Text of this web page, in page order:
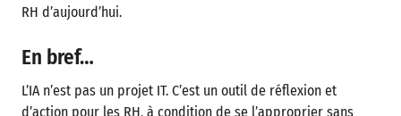
RH d’aujourd’hui.
En bref…
L’IA n’est pas un projet IT. C’est un outil de réflexion et
d’action pour les RH, à condition de se l’approprier sans